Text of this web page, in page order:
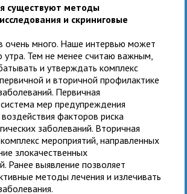
существуют методы
и скриниговые
очень много. Наше интервью может
утра. Тем не менее считаю важным,
и утверждать комплекс
и вторичной профилактике
Первичная
мер предупреждения
факторов риска
заболеваний. Вторичная
мероприятий, направленных
злокачественных
Ранее выявление позволяет
методы лечения и излечивать